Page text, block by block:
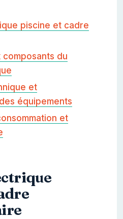
piscine et cadre
du
et
équipements
et